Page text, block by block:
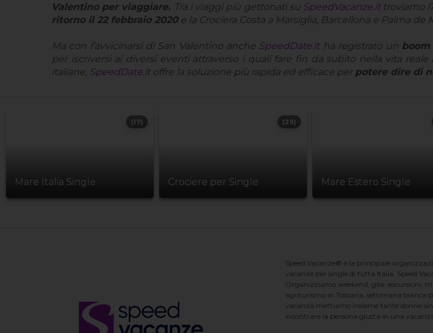
Valentino per viaggiare. Tra i viaggi più gettonati su SpeedVacanze.ittroviamo
ritorno il 22 febbraio 2020e la Crociera Costa a Marsiglia, Barcellona e Palma de
Ma con l’avvicinarsi di San Valentino anche SpeedDate.itha registrato un
per iscriversi ai diversi eventi attraverso i quali fare fin da subito nella vita
italiane, SpeedDate.itoffre la soluzione più rapida ed efficace per potere dire di
Mare Italia Single
(17)
Crociere per Single
(29)
Mare Estero Single
Speed Vacanze® è la principale
vacanze per single di tutta Italia. Speed
Organizziamo weekend, gite, escursioni,
agriturismo in Toscana, settimana bianca
vacanza mettiamo insieme tante donne
incontrare la persona giusta in una